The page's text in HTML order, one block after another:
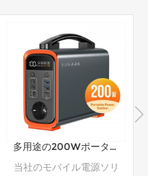
多用途の200Wポータブル電源：あらゆる状況に対応するリチウムバッテリーパック
当社のモバイル電源ソリ